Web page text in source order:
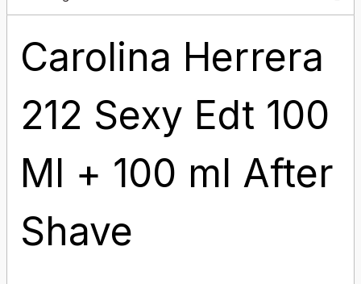
Carolina Herrera
212 Sexy Edt 100
Ml + 100 ml After
Shave